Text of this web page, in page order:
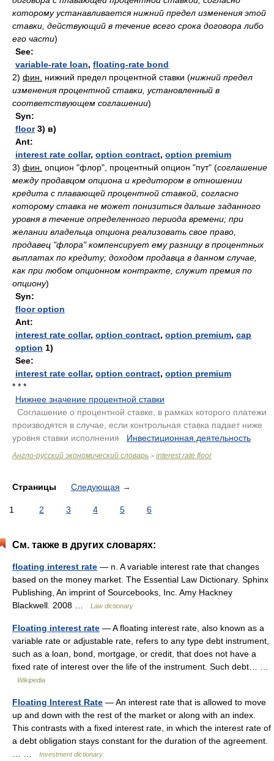
которому устанавливается нижний предел изменения этой
ставки, действующий в течение всего срока договора либо
его части)
See:
variable-rate loan, floating-rate bond
2) фин. нижний предел процентной ставки (нижний предел
изменения процентной ставки, установленный в
соответствующем соглашении)
Syn:
floor3) в)
Ant:
interest rate collar, option contract, option premium
3) фин. опцион "флор", процентный опцион "пут" (соглашение
между продавцом опциона и кредитором в отношении
кредита с плавающей процентной ставкой, согласно
которому ставка не может понизиться дальше заданного
уровня в течение определенного периода времени; при
желании владельца опциона реализовать свое право,
продавец "флора" компенсирует ему разницу в процентных
выплатах по кредиту; доходом продавца в данном случае,
как при любом опционном контракте, служит премия по
опциону)
Syn:
floor option
Ant:
interest rate collar, option contract, option premium, cap
option 1)
See:
interest rate collar, option contract, option premium
* * *
Нижнее значение процентной ставки
Соглашение о процентной ставке, в рамках которого платежи
производятся в случае, если контрольная ставка падает ниже
уровня ставки исполнения
Инвестиционная деятельность
Англо-русский экономический словарь > interest rate floor
Страницы Следующая →
1 2 3 4 5 6
См. также в других словарях:
floating interest rate — n. A variable interest rate that changes
based on the money market. The Essential Law Dictionary. Sphinx
Publishing, An imprint of Sourcebooks, Inc. Amy Hackney
Blackwell. 2008 …
Law dictionary
Floating interest rate — A floating interest rate, also known as a
variable rate or adjustable rate, refers to any type debt instrument,
such as a loan, bond, mortgage, or credit, that does not have a
fixed rate of interest over the life of the instrument. Such debt… …
Wikipedia
Floating Interest Rate — An interest rate that is allowed to move
up and down with the rest of the market or along with an index.
This contrasts with a fixed interest rate, in which the interest rate of
a debt obligation stays constant for the duration of the agreement.
Investment dictionary